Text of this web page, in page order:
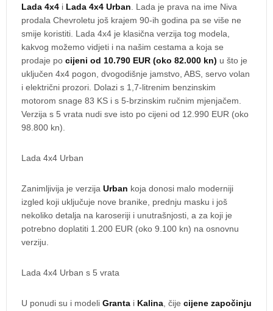
Lada 4x4 i Lada 4x4 Urban. Lada je prava na ime Niva
prodala Chevroletu još krajem 90-ih godina pa se više ne
smije koristiti. Lada 4x4 je klasična verzija tog modela,
kakvog možemo vidjeti i na našim cestama a koja se
prodaje po cijeni od 10.790 EUR (oko 82.000 kn) u što je
uključen 4x4 pogon, dvogodišnje jamstvo, ABS, servo volan
i električni prozori. Dolazi s 1,7-litrenim benzinskim
motorom snage 83 KS i s 5-brzinskim ručnim mjenjačem.
Verzija s 5 vrata nudi sve isto po cijeni od 12.990 EUR (oko
98.800 kn).
Lada 4x4 Urban
Zanimljivija je verzija Urban koja donosi malo moderniji
izgled koji uključuje nove branike, prednju masku i još
nekoliko detalja na karoseriji i unutrašnjosti, a za koji je
potrebno doplatiti 1.200 EUR (oko 9.100 kn) na osnovnu
verziju.
Lada 4x4 Urban s 5 vrata
U ponudi su i modeli Granta i Kalina, čije cijene započinju